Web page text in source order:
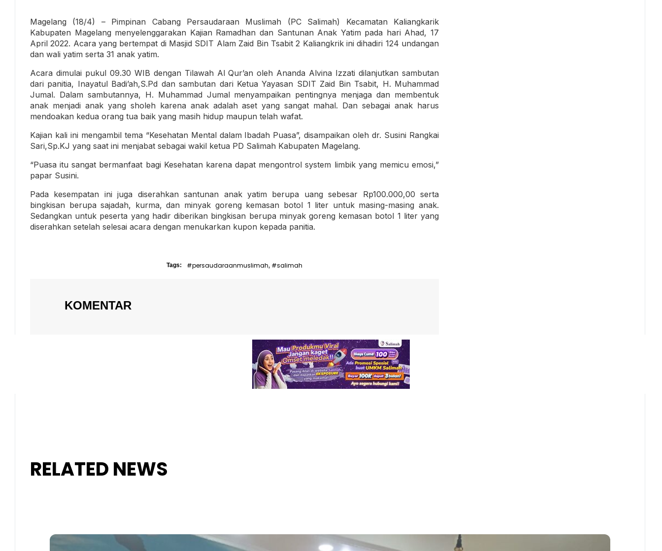
Magelang (18/4) – Pimpinan Cabang Persaudaraan Muslimah (PC Salimah) Kecamatan Kaliangkarik
Kabupaten Magelang menyelenggarakan Kajian Ramadhan dan Santunan Anak Yatim pada hari Ahad, 17
April 2022. Acara yang bertempat di Masjid SDIT Alam Zaid Bin Tsabit 2 Kaliangkrik ini dihadiri 124 undangan
dan wali yatim serta 31 anak yatim.
Acara dimulai pukul 09.30 WIB dengan Tilawah Al Qur’an oleh Ananda Alvina Izzati dilanjutkan sambutan
dari panitia, Inayatul Badi’ah,S.Pd dan sambutan dari Ketua Yayasan SDIT Zaid Bin Tsabit, H. Muhammad
Jumal. Dalam sambutannya, H. Muhammad Jumal menyampaikan pentingnya menjaga dan membentuk
anak menjadi anak yang sholeh karena anak adalah aset yang sangat mahal. Dan sebagai anak harus
mendoakan kedua orang tua baik yang masih hidup maupun telah wafat.
Kajian kali ini mengambil tema “Kesehatan Mental dalam Ibadah Puasa”, disampaikan oleh dr. Susini Rangkai
Sari,Sp.KJ yang saat ini menjabat sebagai wakil ketua PD Salimah Kabupaten Magelang.
“Puasa itu sangat bermanfaat bagi Kesehatan karena dapat mengontrol system limbik yang memicu emosi,”
papar Susini.
Pada kesempatan ini juga diserahkan santunan anak yatim berupa uang sebesar Rp100.000,00 serta
bingkisan berupa sajadah, kurma, dan minyak goreng kemasan botol 1 liter untuk masing-masing anak.
Sedangkan untuk peserta yang hadir diberikan bingkisan berupa minyak goreng kemasan botol 1 liter yang
diserahkan setelah selesai acara dengan menukarkan kupon kepada panitia.
Tags: #persaudaraanmuslimah, #salimah
KOMENTAR
RELATED NEWS